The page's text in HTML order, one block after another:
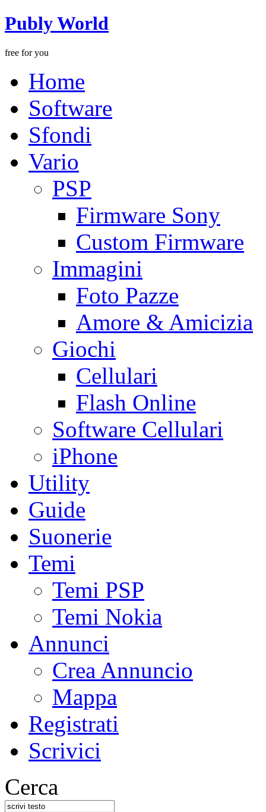
Publy World
free for you
Home
Software
Sfondi
Vario
PSP
Firmware Sony
Custom Firmware
Immagini
Foto Pazze
Amore & Amicizia
Giochi
Cellulari
Flash Online
Software Cellulari
iPhone
Utility
Guide
Suonerie
Temi
Temi PSP
Temi Nokia
Annunci
Crea Annuncio
Mappa
Registrati
Scrivici
Cerca